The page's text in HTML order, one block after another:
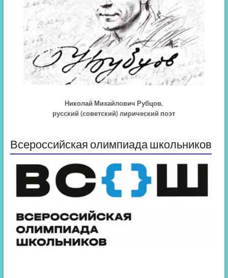
Николай Михайлович Рубцов,
русский (советский) лирический поэт
Всероссийская олимпиада школьников